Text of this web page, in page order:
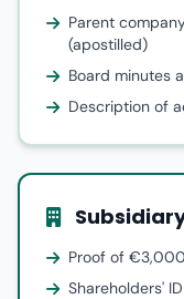
Parent
(apostilled)
Board minutes
Description of
Proof of
Shareholders'